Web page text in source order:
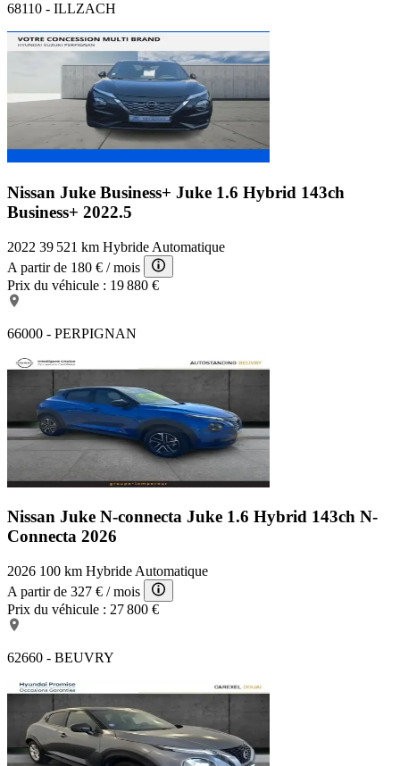
68110 - ILLZACH
Nissan Juke Business+ Juke 1.6 Hybrid 143ch
Business+ 2022.5
2022 39 521 km Hybride Automatique
A partir de 180 € / mois
Prix du véhicule : 19 880 €
66000 - PERPIGNAN
Nissan Juke N-connecta Juke 1.6 Hybrid 143ch N-
Connecta 2026
2026 100 km Hybride Automatique
A partir de 327 € / mois
Prix du véhicule : 27 800 €
62660 - BEUVRY